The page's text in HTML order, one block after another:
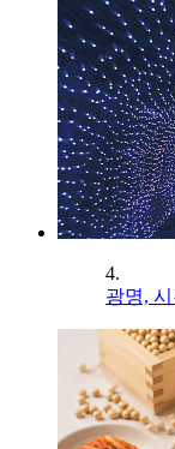
4.
광명,